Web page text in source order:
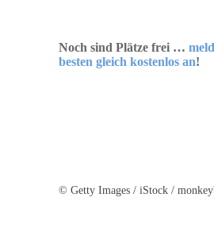
Noch sind Plätze frei …
besten gleich kostenlos an!
© Getty Images / iStock /